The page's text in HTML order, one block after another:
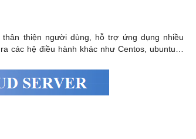
thiện người dùng, hỗ trợ ứng dụng nhiều
các hệ điều hành khác như Centos, ubuntu…